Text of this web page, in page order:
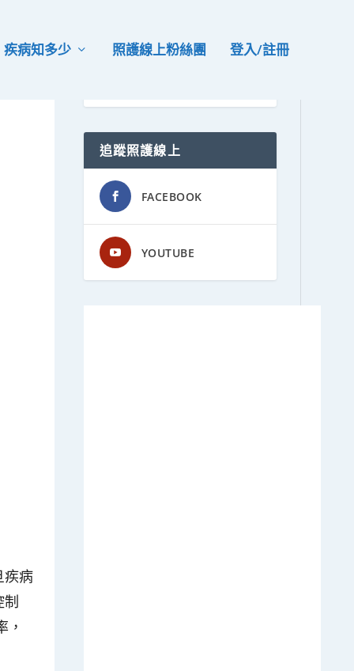
疾病知多少 照護線上粉絲團 登入/註冊
疾病
制
追蹤照護線上
FACEBOOK
YOUTUBE